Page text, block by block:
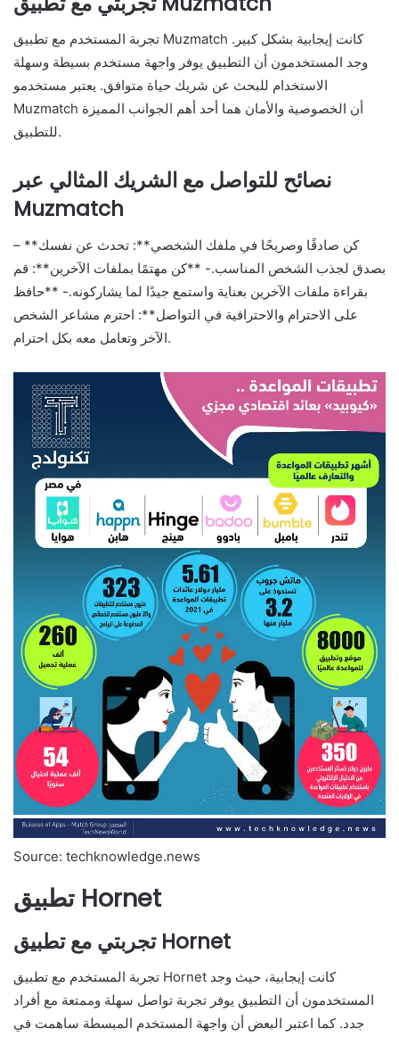
تجربة المستخدم مع تطبيق Muzmatch كانت إيجابية بشكل كبير.
وجد المستخدمون أن التطبيق يوفر واجهة مستخدم بسيطة وسهلة
الاستخدام للبحث عن شريك حياة متوافق. يعتبر مستخدمو
Muzmatch أن الخصوصية والأمان هما أحد أهم الجوانب المميزة
للتطبيق.
نصائح للتواصل مع الشريك المثالي عبر
Muzmatch
– **كن صادقًا وصريحًا في ملفك الشخصي**: تحدث عن نفسك
بصدق لجذب الشخص المناسب.- **كن مهتمًا بملفات الآخرين**: قم
بقراءة ملفات الآخرين بعناية واستمع جيدًا لما يشاركونه.- **حافظ
على الاحترام والاحترافية في التواصل**: احترم مشاعر الشخص
الآخر وتعامل معه بكل احترام.
Source: techknowledge.news
تطبيق Hornet
تجربتي مع تطبيق Hornet
تجربة المستخدم مع تطبيق Hornet كانت إيجابية، حيث وجد
المستخدمون أن التطبيق يوفر تجربة تواصل سهلة وممتعة مع أفراد
جدد. كما اعتبر البعض أن واجهة المستخدم المبسطة ساهمت في